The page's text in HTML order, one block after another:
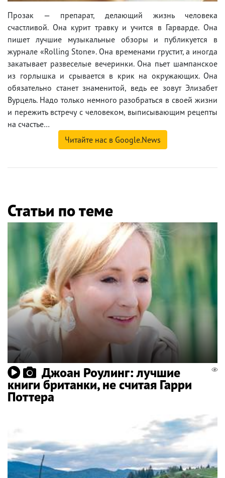
Прозак — препарат, делающий жизнь человека
счастливой. Она курит травку и учится в Гарварде. Она
пишет лучшие музыкальные обзоры и публикуется в
журнале «Rolling Stone». Она временами грустит, а иногда
закатывает развеселые вечеринки. Она пьет шампанское
из горлышка и срывается в крик на окружающих. Она
обязательно станет знаменитой, ведь ее зовут Элизабет
Вурцель. Надо только немного разобраться в своей жизни
и пережить встречу с человеком, выписывающим рецепты
на счастье…
Читайте нас в Google.News
Статьи по теме
Джоан Роулинг: лучшие
книги британки, не считая Гарри
Поттера